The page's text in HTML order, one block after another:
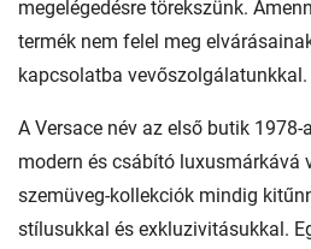
megelégedésre törekszünk.
termék nem felel meg
kapcsolatba vevőszolgálatunkkal.
A Versace név az első butik
modern és csábító luxusmárkává
szemüveg-kollekciók mindig
stílusukkal és exkluzivitásukkal.